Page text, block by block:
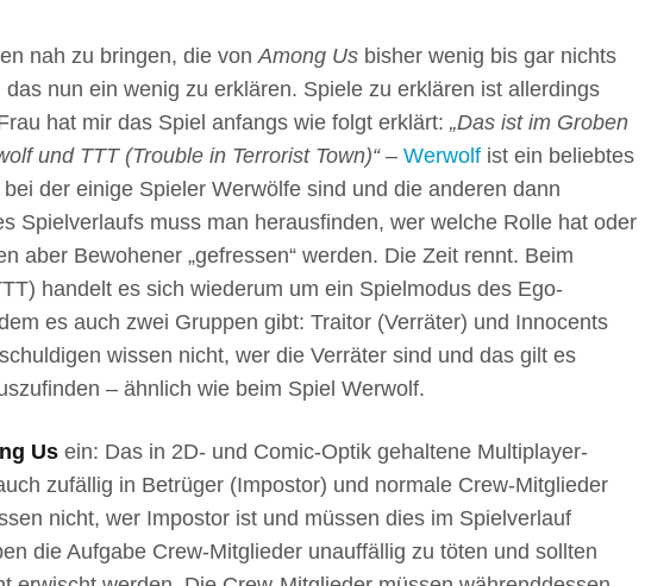
nah zu bringen, die vonAmong Us bisher wenig bis gar nichts
nun ein wenig zu erklären. Spiele zu erklären ist allerdings
hat mir das Spiel anfangs wie folgt erklärt: „Das ist im Groben
und TTT (Trouble in Terrorist Town)“– Werwolf ist ein beliebtes
der einige Spieler Werwölfe sind und die anderen dann
Spielverlaufs muss man herausfinden, wer welche Rolle hat oder
aber Bewohener „gefressen“ werden. Die Zeit rennt. Beim
handelt es sich wiederum um ein Spielmodus des Ego-
es auch zwei Gruppen gibt: Traitor (Verräter) und Innocents
wissen nicht, wer die Verräter sind und das gilt es
– ähnlich wie beim Spiel Werwolf.
Us ein: Das in 2D- und Comic-Optik gehaltene Multiplayer-
zufällig in Betrüger (Impostor) und normale Crew-Mitglieder
nicht, wer Impostor ist und müssen dies im Spielverlauf
die Aufgabe Crew-Mitglieder unauffällig zu töten und sollten